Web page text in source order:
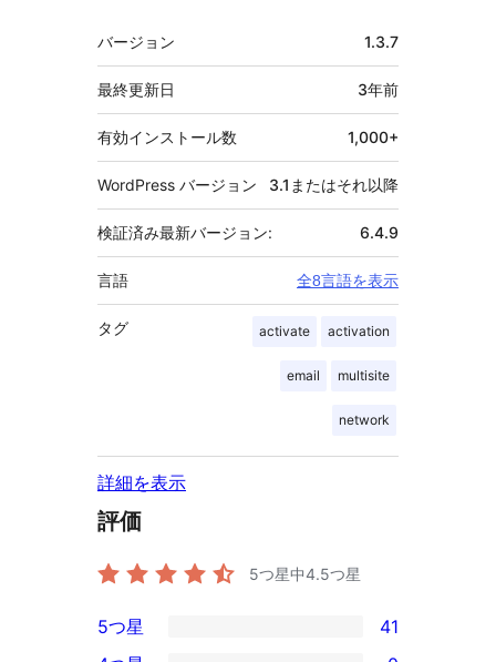
メ
タ
バージョン 1.3.7
最終更新日 3年前
有効インストール数 1,000+
WordPress バージョン 3.1またはそれ以降
検証済み最新バージョン: 6.4.9
言語 全8言語を表示
タグ activate activation
email multisite
network
詳細を表示
評価
5つ星中4.5つ星
41
5つ星 41